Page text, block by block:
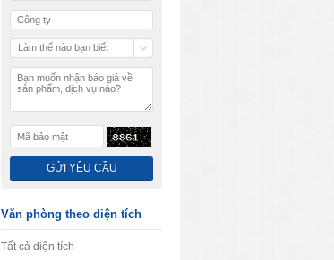
Làm thế nào bạn biết
Văn phòng theo diện tích
Tất cả diện tích